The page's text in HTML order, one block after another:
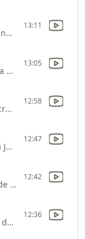
« Chapitre 19 Les noces de l agneau La seconde venue du Christ »
13:11
« Chapitre 24 La résurrection La mission confiée aux apôtres »
13:05
« Chapitre 12 L annonce de la crucifixion »
12:58
« Chapitre 21 Entrée de Jésus à Jérusalem »
12:47
« Chapitre 16 L avertissement de la persécution »
12:42
Choeur D’Hommes Adventistes du Cap
12:36